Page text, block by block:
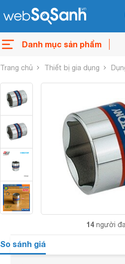
Danh mục sản phẩm
Trang chủ Thiết bị gia dụng
14 người
So sánh giá